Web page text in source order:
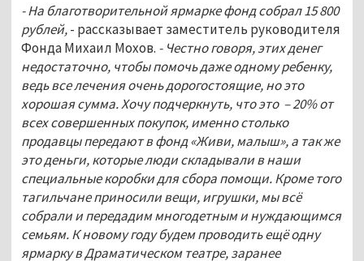
- На благотворительной ярмарке фонд собрал 15 800
рублей,- рассказывает заместитель руководителя
Фонда Михаил Мохов. - Честно говоря, этих денег
недостаточно, чтобы помочь даже одному ребенку,
ведь все лечения очень дорогостоящие, но это
хорошая сумма. Хочу подчеркнуть, что это – 20% от
всех совершенных покупок, именно столько
продавцы передают в фонд «Живи, малыш», а так же
это деньги, которые люди складывали в наши
специальные коробки для сбора помощи. Кроме того
тагильчане приносили вещи, игрушки, мы всё
собрали и передадим многодетным и нуждающимся
семьям. К новому году будем проводить ещё одну
ярмарку в Драматическом театре, заранее